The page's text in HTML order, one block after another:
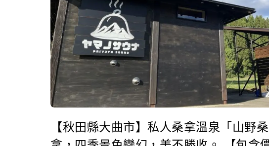
【秋田縣大曲市】私人桑拿溫泉「山野